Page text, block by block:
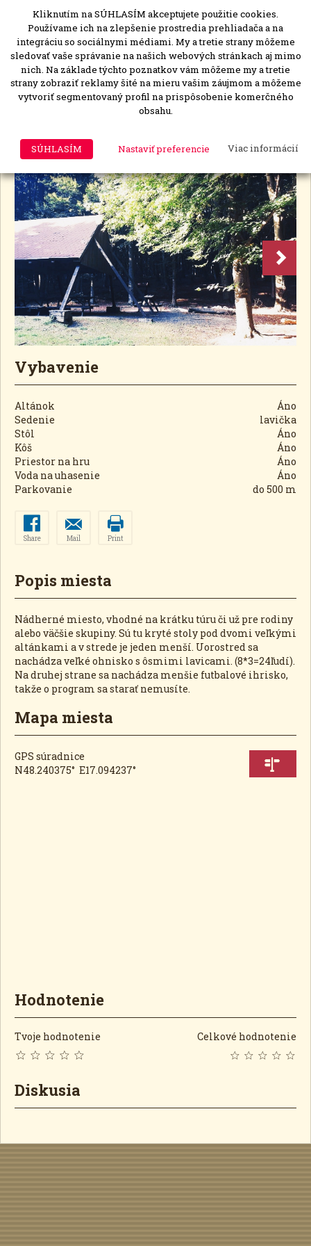
MENU
Malý Slavín
Vybavenie
Altánok
Áno
Sedenie
lavička
Stôl
Áno
Kôš
Áno
Priestor na hru
Áno
Voda na uhasenie
Áno
Parkovanie
do 500 m
Share Mail Print
Popis miesta
Nádherné miesto, vhodné na krátku túru či už pre rodiny
alebo väčšie skupiny. Sú tu kryté stoly pod dvomi veľkými
altánkami a v strede je jeden menší. Uorostred sa
nachádza veľké ohnisko s ôsmimi lavicami. (8*3=24ľudí).
Na druhej strane sa nachádza menšie futbalové ihrisko,
takže o program sa starať nemusíte.
Mapa miesta
GPS súradnice
N48.240375° E17.094237°
Hodnotenie
Tvoje hodnotenie Celkové hodnotenie
Diskusia
Kliknutím na SÚHLASÍM akceptujete použitie cookies.
Používame ich na zlepšenie prostredia prehliadača a na
integráciu so sociálnymi médiami. My a tretie strany môžeme
sledovať vaše správanie na našich webových stránkach aj mimo
nich. Na základe týchto poznatkov vám môžeme my a tretie
strany zobraziť reklamy šité na mieru vašim záujmom a môžeme
vytvoriť segmentovaný profil na prispôsobenie komerčného
obsahu.
SÚHLASÍM Nastaviť preferencie Viac informácií